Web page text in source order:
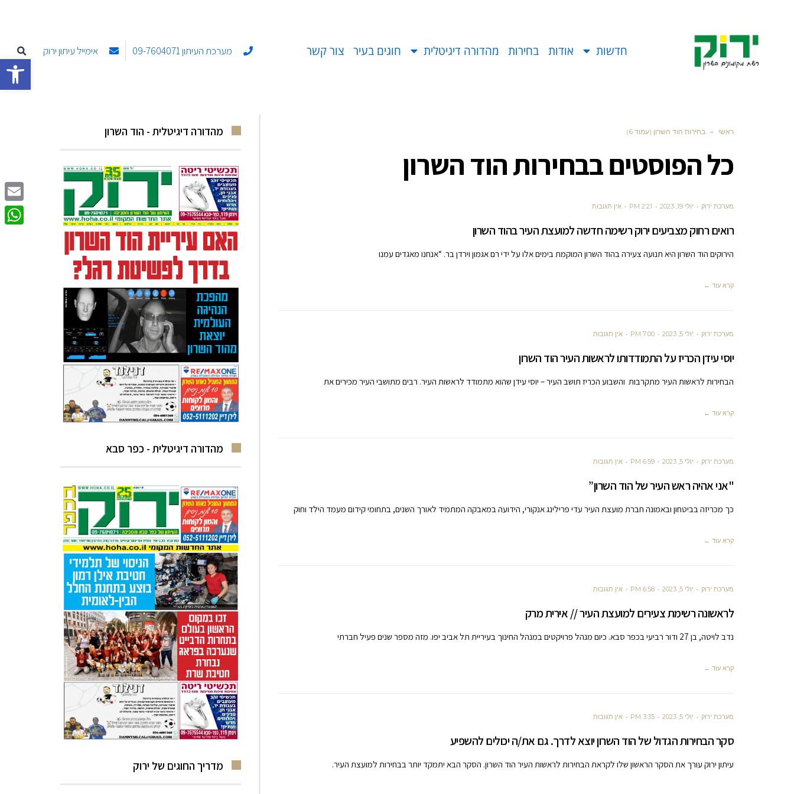
פתח חדשות אודות בחירות מהדורה דיגיטלית חוגים בעיר צור קשר מערכת העיתון 09-7604071 אימייל עיתון ירוק
ראשי » בחירות הוד השרון (עמוד 6)
כל הפוסטים בבחירות הוד השרון
מערכת ירוק יולי 19, 2023 2:21 PM אין תגובות
רואים רחוק מצביעים ירוק רשימה חדשה למועצת העיר בהוד השרון
הירוקים הוד השרון היא תנועה צעירה בהוד השרון המוקמת בימים אלו על ידי רם אגמון וירדן בר. “אנחנו מאגדים עמנו
קרא עוד ←
מערכת ירוק יולי 5, 2023 7:00 PM אין תגובות
יוסי עידן הכריז על התמודדותו לראשות העיר הוד השרון
הבחירות לראשות העיר מתקרבות והשבוע הכריז תושב העיר – יוסי עידן שהוא מתמודד לראשות העיר. רבים מתושבי העיר מכירים את
קרא עוד ←
מערכת ירוק יולי 5, 2023 6:59 PM אין תגובות
"אני אהיה ראש העיר של הוד השרון”
כך מכריזה בביטחון ובאמונה חברת מועצת העיר עדי פרילינג אנקורי, הידועה במאבקה המתמיד לאורך השנים, בתחומי קידום מעמד הילד וחוק
קרא עוד ←
מערכת ירוק יולי 5, 2023 6:58 PM אין תגובות
לראשונה רשימת צעירים למועצת העיר // אירית מרק
נדב לויטה, בן 27 ודור רביעי בכפר סבא. כיום מנהל פרויקטים במנהל החינוך בעיריית תל אביב יפו. מזה מספר שנים פעיל חברתי
קרא עוד ←
מערכת ירוק יולי 5, 2023 3:35 PM אין תגובות
סקר הבחירות הגדול של הוד השרון יוצא לדרך. גם את/ה יכולים להשפיע
עיתון ירוק עורך את הסקר הראשון שלו לקראת הבחירות לראשות העיר הוד השרון. הסקר הבא יתמקד יותר בבחירות למועצת העיר.
מהדורה דיגיטלית - הוד השרון
מהדורה דיגיטלית - כפר סבא
מדריך החוגים של ירוק